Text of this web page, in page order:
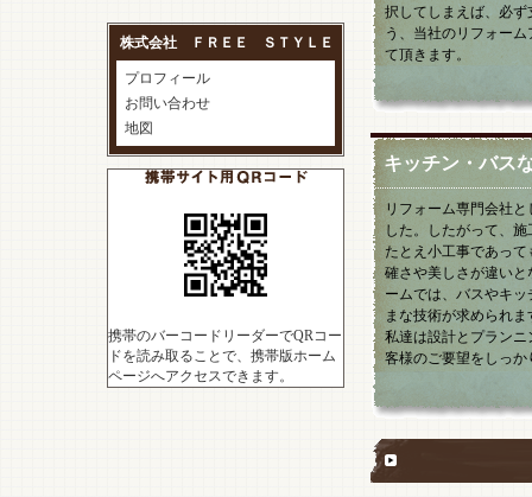
択してしまえば、必
う、当社のリフォー
て頂きます。
キッチン・バス
リフォーム専門会社
した。したがって、
たとえ小工事であっ
確さや美しさが違い
ームでは、バスやキ
まな技術が求められま
私達は設計とプラン
客様のご要望をしっ
株式会社 ＦＲＥＥ ＳＴＹＬＥ
プロフィール
お問い合わせ
地図
携帯のバーコードリーダーでQRコー
ドを読み取ることで、携帯版ホーム
ページへアクセスできます。